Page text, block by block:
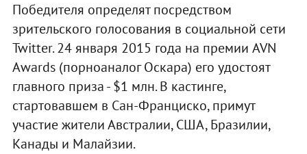
Победителя определят посредством
зрительского голосования в социальной сети
Twitter. 24 января 2015 года на премии AVN
Awards (порноаналог Оскара) его удостоят
главного приза - $1 млн. В кастинге,
стартовавшем в Сан-Франциско, примут
участие жители Австралии, США, Бразилии,
Канады и Малайзии.